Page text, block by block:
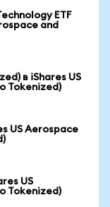
ETF
and
в iShares US
Tokenized)
US Aerospace
US
Tokenized)